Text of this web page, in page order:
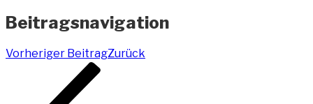
Beitragsnavigation
Vorheriger BeitragZurück